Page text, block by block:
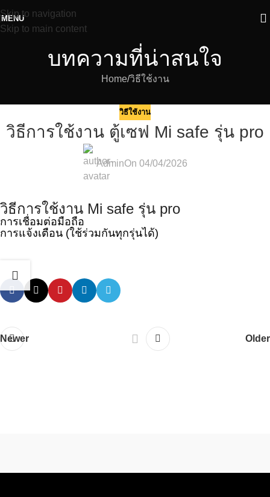
Skip to navigation
Skip to main content
MENU
บทความที่น่าสนใจ
Home วิธีใช้งาน
วิธีใช้งาน
วิธีการใช้งาน ตู้เซฟ Mi safe รุ่น pro
AdminOn 04/04/2026
วิธีการใช้งาน Mi safe รุ่น pro
การเชื่อมต่อมือถือ
การแจ้งเตือน (ใช้ร่วมกันทุกรุ่นได้)
Newer Older